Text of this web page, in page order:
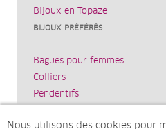
Bijoux en Topaze
BIJOUX PRÉFÉRÉS
Bagues pour femmes
Colliers
Pendentifs
Boucles d’oreilles
Nous utilisons des cookies pour